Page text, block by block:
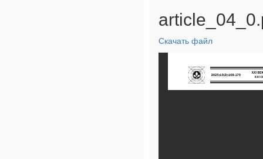
Скачать файл